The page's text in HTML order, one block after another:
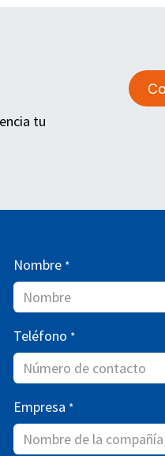
tu
Nombre *
Teléfono *
Empresa *